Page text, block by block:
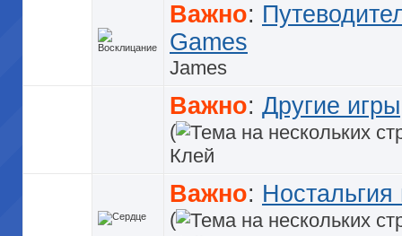
Важно:
Games
James
Важно: Другие игры
(
Клей
Важно:
(